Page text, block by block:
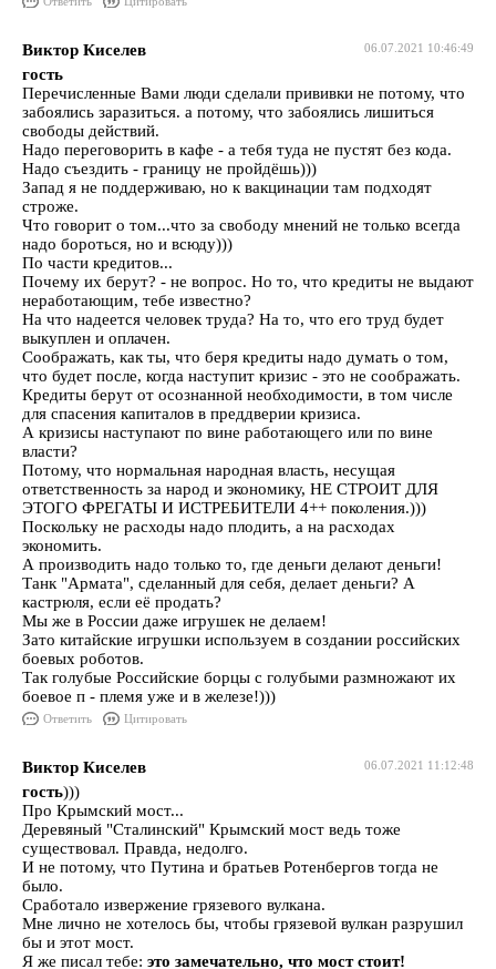
06.07.2021 10:46:49
Виктор Киселев
гость
Перечисленные Вами люди сделали прививки не потому, что
забоялись заразиться. а потому, что забоялись лишиться
свободы действий.
Надо переговорить в кафе - а тебя туда не пустят без кода.
Надо съездить - границу не пройдёшь)))
Запад я не поддерживаю, но к вакцинации там подходят
строже.
Что говорит о том...что за свободу мнений не только всегда
надо бороться, но и всюду)))
По части кредитов...
Почему их берут? - не вопрос. Но то, что кредиты не выдают
неработающим, тебе известно?
На что надеется человек труда? На то, что его труд будет
выкуплен и оплачен.
Соображать, как ты, что беря кредиты надо думать о том,
что будет после, когда наступит кризис - это не соображать.
Кредиты берут от осознанной необходимости, в том числе
для спасения капиталов в преддверии кризиса.
А кризисы наступают по вине работающего или по вине
власти?
Потому, что нормальная народная власть, несущая
ответственность за народ и экономику, НЕ СТРОИТ ДЛЯ
ЭТОГО ФРЕГАТЫ И ИСТРЕБИТЕЛИ 4++ поколения.)))
Поскольку не расходы надо плодить, а на расходах
экономить.
А производить надо только то, где деньги делают деньги!
Танк "Армата", сделанный для себя, делает деньги? А
кастрюля, если её продать?
Мы же в России даже игрушек не делаем!
Зато китайские игрушки используем в создании российских
боевых роботов.
Так голубые Российские борцы с голубыми размножают их
боевое п - племя уже и в железе!)))
Ответить Цитировать
06.07.2021 11:12:48
Виктор Киселев
гость)))
Про Крымский мост...
Деревяный "Сталинский" Крымский мост ведь тоже
существовал. Правда, недолго.
И не потому, что Путина и братьев Ротенбергов тогда не
было.
Сработало извержение грязевого вулкана.
Мне лично не хотелось бы, чтобы грязевой вулкан разрушил
бы и этот мост.
Я же писал тебе: это замечательно, что мост стоит!